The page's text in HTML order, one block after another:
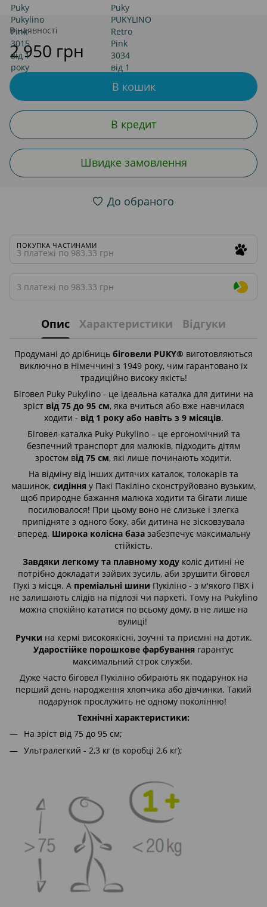
В наявності
2 950 грн
В кошик
В кредит
Швидке замовлення
До обраного
ПОКУПКА ЧАСТИНАМИ
3 платежі по 983.33 грн
3 платежі по 983.33 грн
Опис Характеристики Відгуки
Продумані до дрібниць біговели PUKY® виготовляються
виключно в Німеччині з 1949 року, чим гарантовано їх
традиційно високу якість!
Біговел Puky Pukylino - це ідеальна каталка для дитини на
зріствід 75 до 95 см, яка вчиться або вже навчилася
ходити - від 1 року або навіть з 9 місяців.
Біговел-каталка Puky Pukylino – це ергономічний та
безпечний транспорт для малюків, підходить дітям
зростом від 75 см, які лише починають ходити.
На відміну від інших дитячих каталок, толокарів та
машинок, сидіння у Пакі Пакіліно сконструйовано вузьким,
щоб природне бажання малюка ходити та бігати лише
посилювалося! При цьому воно не слизьке і злегка
припідняте з одного боку, аби дитина не зісковзувала
вперед. Широка колісна базазабезпечує максимальну
стійкість.
Завдяки легкому та плавному ходу коліс дитині не
потрібно докладати зайвих зусиль, аби зрушити біговел
Пукі з місця. А преміальні шини Пукіліно - з м'якого ПВХ і
не залишають слідів на підлозі чи паркеті. Тому на Pukylino
можна спокійно кататися по всьому дому, в не лише на
вулиці!
Ручки на кермі високоякісні, зоучні та приємні на дотик.
Ударостійке порошкове фарбування гарантує
максимальний строк служби.
Дуже часто біговел Пукіліно обирають як подарунок на
перший день народження хлопчика або дівчинки. Такий
подарунок прослужить не одному поколінню!
Технічні характеристики:
На зріст від 75 до 95 см;
Ультралегкий - 2,3 кг (в коробці 2,6 кг);